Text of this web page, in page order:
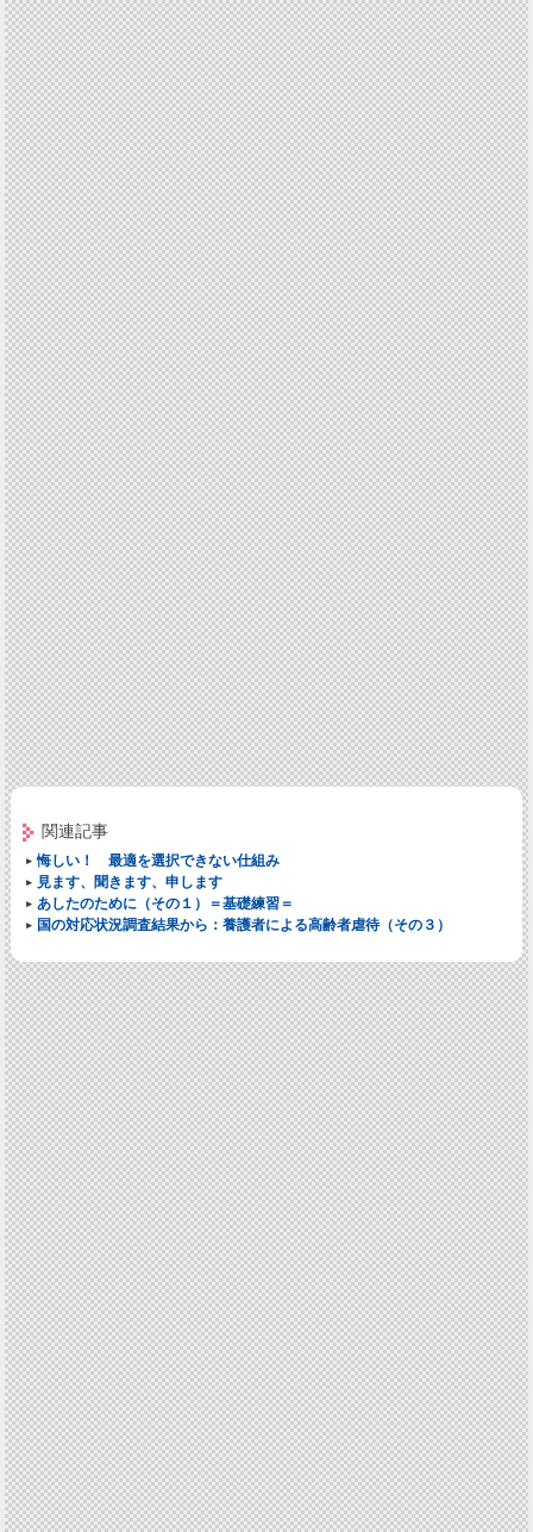
関連記事
悔しい！ 最適を選択できない仕組み
見ます、聞きます、申します
あしたのために（その１）＝基礎練習＝
国の対応状況調査結果から：養護者による高齢者虐待（その３）